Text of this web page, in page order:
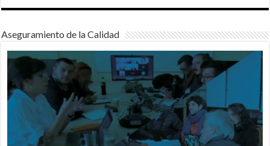
Aseguramiento de la Calidad